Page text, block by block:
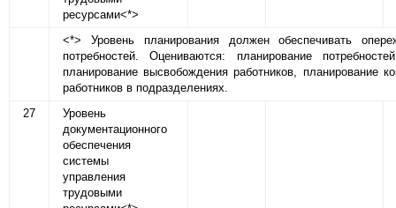
ресурсами<*>
<*> Уровень планирования должен обеспечивать
потребностей. Оцениваются: планирование
планирование высвобождения работников, планирование
работников в подразделениях.
27
Уровень
документационного
обеспечения
системы
управления
трудовыми